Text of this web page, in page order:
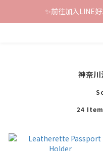
鐵粉群開張！
✨前往加入LINE
鐵粉群開張！
神奈
24